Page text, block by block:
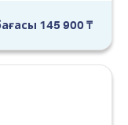
145 900 ₸